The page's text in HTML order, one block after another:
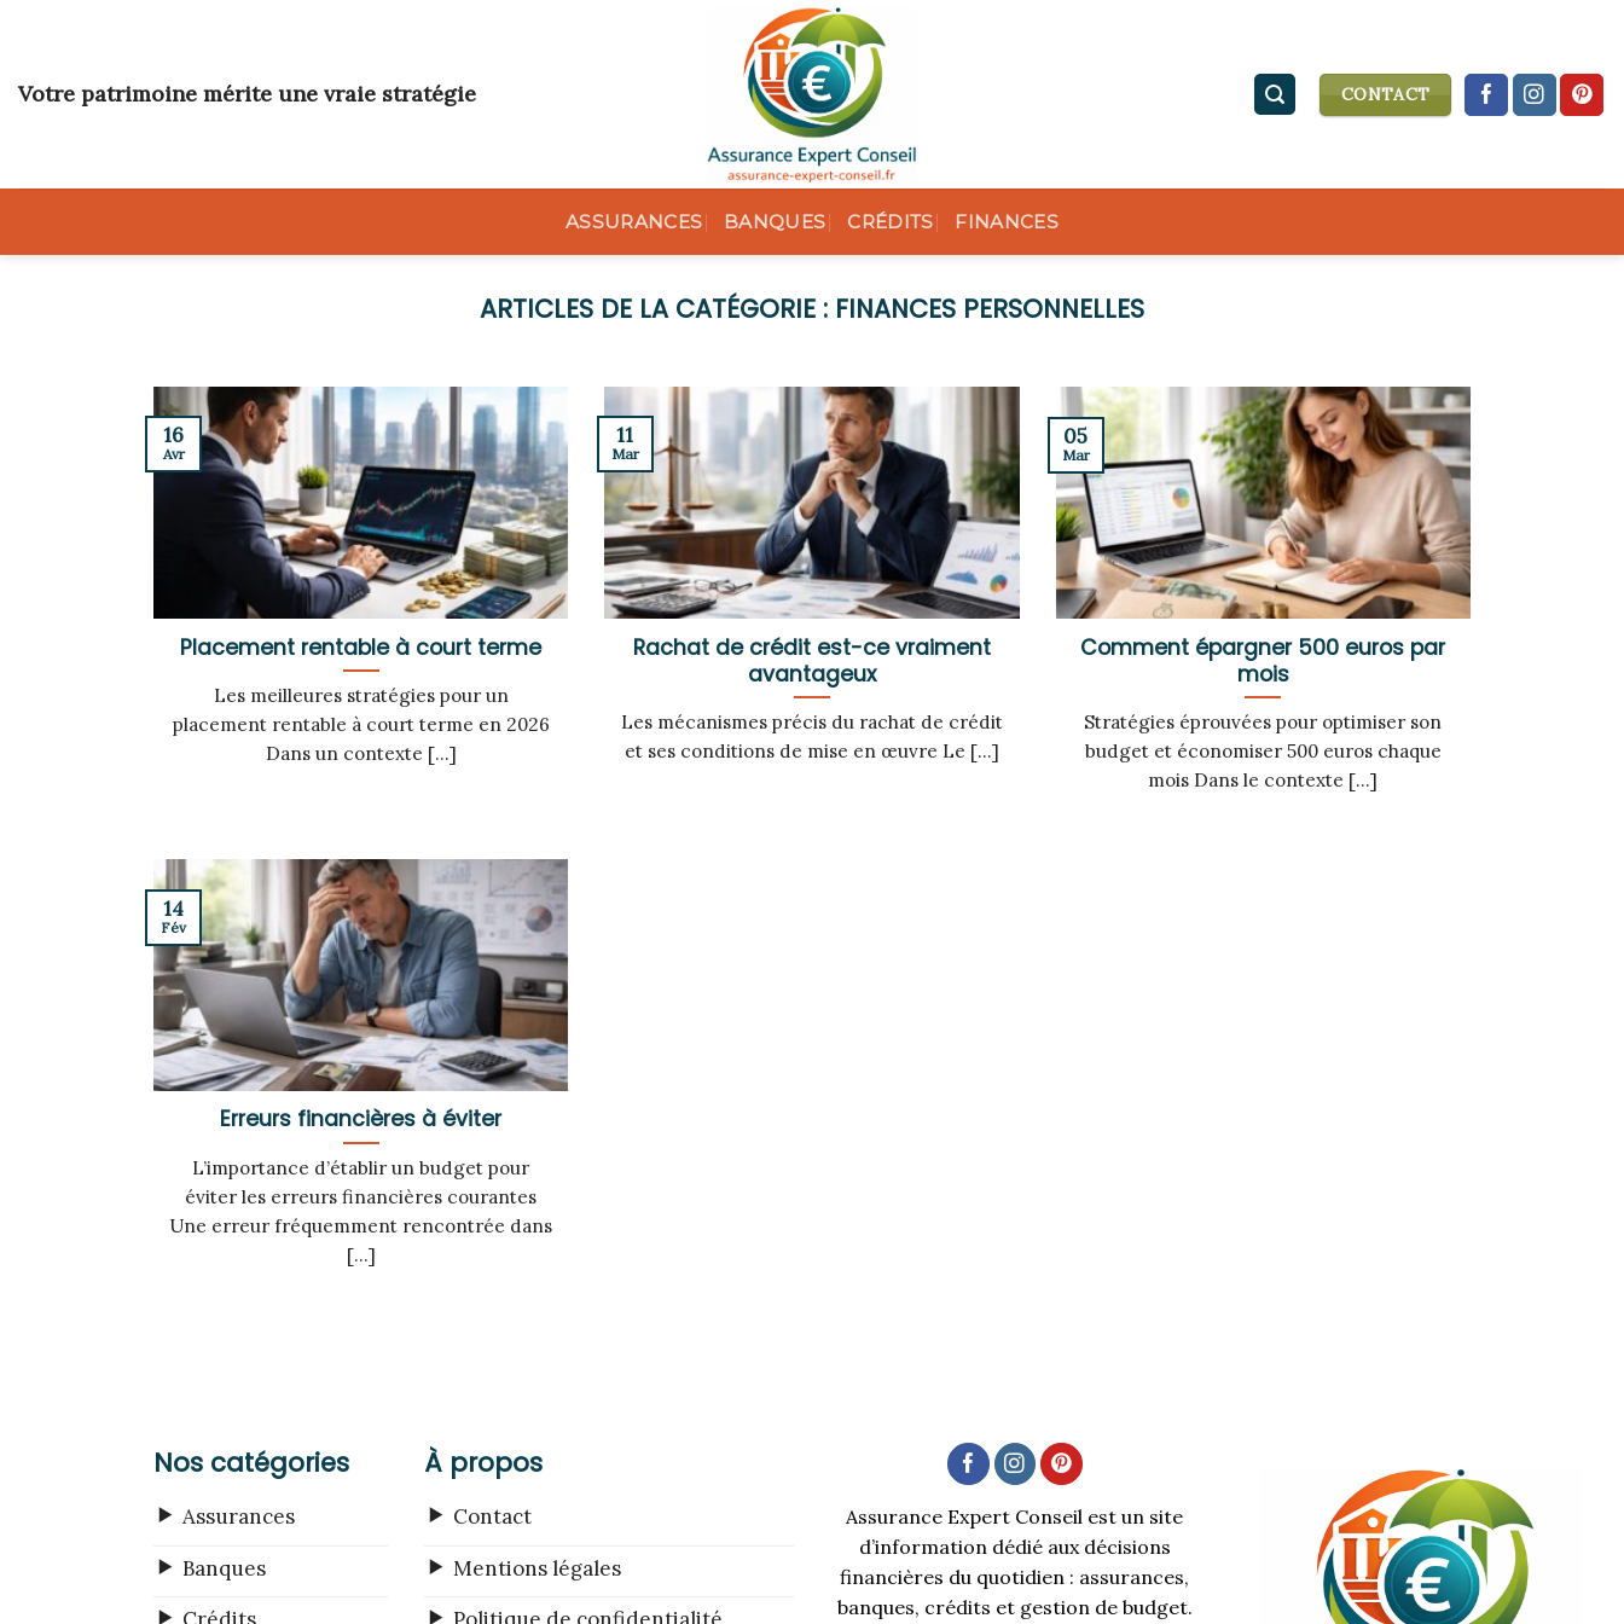
content
Votre patrimoine mérite une vraie stratégie CONTACT
ASSURANCES BANQUES CRÉDITS FINANCES
FINANCES PERSONNELLES
Placement rentable à court terme
Les meilleures stratégies pour un
placement rentable à court terme en 2026
Dans un contexte [...]
16
Avr
Rachat de crédit est-ce vraiment
avantageux
Les mécanismes précis du rachat de crédit
et ses conditions de mise en œuvre Le [...]
11
Mar
Comment épargner 500 euros par
mois
Stratégies éprouvées pour optimiser son
budget et économiser 500 euros chaque
mois Dans le contexte [...]
05
Mar
Erreurs financières à éviter
L’importance d’établir un budget pour
éviter les erreurs financières courantes
Une erreur fréquemment rencontrée dans
[...]
14
Fév
Nos catégories
Assurances
Banques
À propos
Contact
Mentions légales
Assurance Expert Conseil est un site
d’information dédié aux décisions
financières du quotidien : assurances,
banques, crédits et gestion de budget.